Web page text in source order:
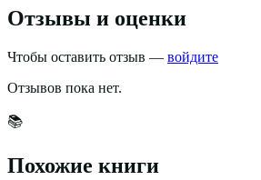
Отзывы и оценки
Чтобы оставить отзыв — войдите
Отзывов пока нет.
📚
Похожие книги